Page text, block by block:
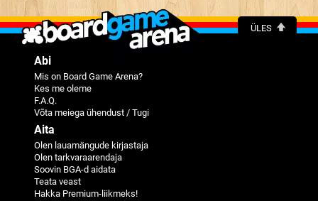
ÜLES
Abi
Mis on Board Game Arena?
Kes me oleme
F.A.Q.
Võta meiega ühendust / Tugi
Aita
Olen lauamängude kirjastaja
Olen tarkvaraarendaja
Soovin BGA-d aidata
Teata veast
Hakka Premium-liikmeks!